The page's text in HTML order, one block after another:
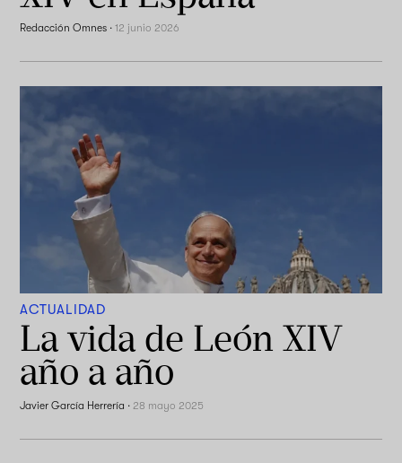
Redacción Omnes ·12 junio 2026
ACTUALIDAD
La vida de León XIV
año a año
Javier García Herrería ·28 mayo 2025